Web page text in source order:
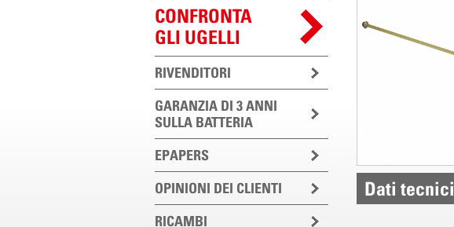
CONFRONTA
GLI UGELLI
RIVENDITORI
GARANZIA DI 3 ANNI
SULLA BATTERIA
EPAPERS
OPINIONI DEI CLIENTI
RICAMBI
Dati tecnici